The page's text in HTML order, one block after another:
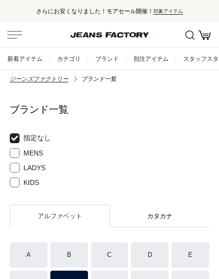
さらにお安くなりました！モアセール開催！ 対象アイテム
新着アイテム カテゴリ ブランド 別注アイテム スタッフス
ジーンズファクトリー ブランド一覧
ブランド一覧
指定なし
MENS
LADYS
KIDS
アルファベット カタカナ
A B C D E